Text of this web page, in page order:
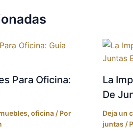
Para Oficina:
, oficina / Por
La
De
Deja un
juntas /